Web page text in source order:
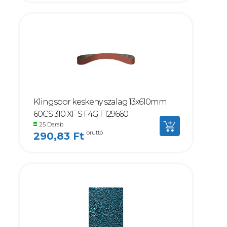
Klingspor keskeny szalag 13x610mm
60CS 310 XF S F4G F129660
25 Darab
290,83 Ft bruttó